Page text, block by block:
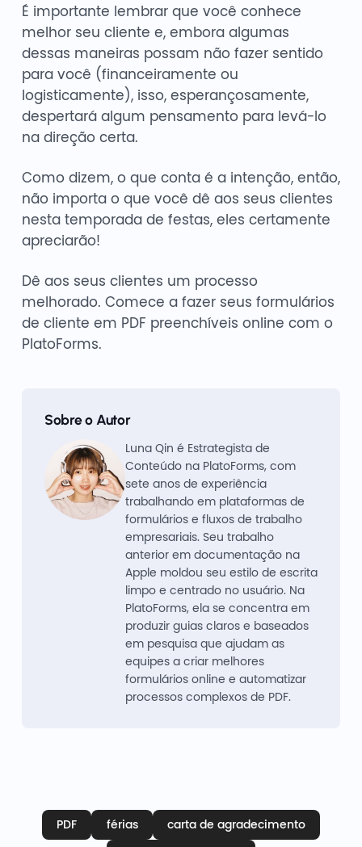
É importante lembrar que você conhece
melhor seu cliente e, embora algumas
dessas maneiras possam não fazer sentido
para você (financeiramente ou
logisticamente), isso, esperançosamente,
despertará algum pensamento para levá-lo
na direção certa.
Como dizem, o que conta é a intenção, então,
não importa o que você dê aos seus clientes
nesta temporada de festas, eles certamente
apreciarão!
Dê aos seus clientes um processo
melhorado. Comece a fazer seus formulários
de cliente em PDF preenchíveis online com o
PlatoForms.
Sobre o Autor
Luna Qin é Estrategista de
Conteúdo na PlatoForms, com
sete anos de experiência
trabalhando em plataformas de
formulários e fluxos de trabalho
empresariais. Seu trabalho
anterior em documentação na
Apple moldou seu estilo de escrita
limpo e centrado no usuário. Na
PlatoForms, ela se concentra em
produzir guias claros e baseados
em pesquisa que ajudam as
equipes a criar melhores
formulários online e automatizar
processos complexos de PDF.
PDF férias
carta de agradecimento